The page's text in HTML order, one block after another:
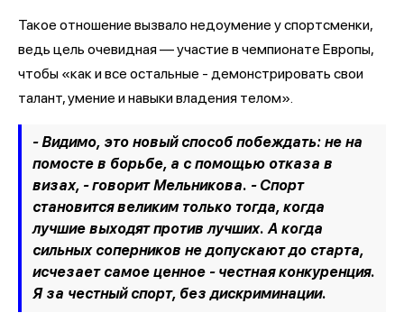
Такое отношение вызвало недоумение у спортсменки,
ведь цель очевидная — участие в чемпионате Европы,
чтобы «как и все остальные - демонстрировать свои
талант, умение и навыки владения телом».
- Видимо, это новый способ побеждать: не на
помосте в борьбе, а с помощью отказа в
визах, - говорит Мельникова. - Спорт
становится великим только тогда, когда
лучшие выходят против лучших. А когда
сильных соперников не допускают до старта,
исчезает самое ценное - честная конкуренция.
Я за честный спорт, без дискриминации.